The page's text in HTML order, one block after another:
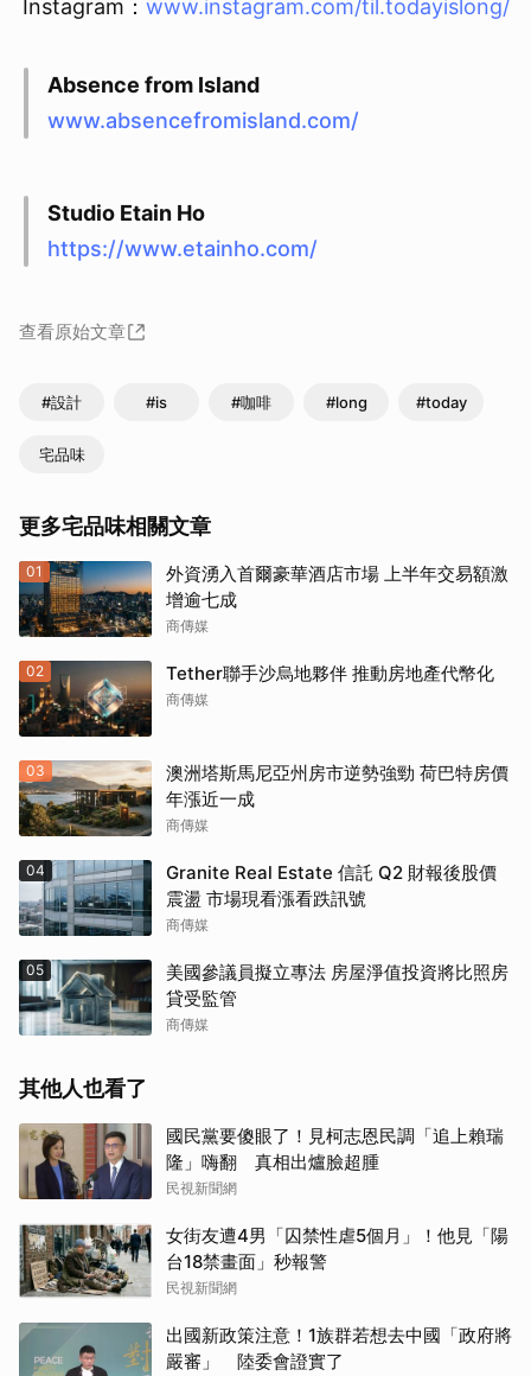
Instagram： www.instagram.com/til.todayislong/
Absence from Island
www.absencefromisland.com/
Studio Etain Ho
https://www.etainho.com/
查看原始文章
#設計 #is #咖啡 #long #today
宅品味
更多宅品味相關文章
01
外資湧入首爾豪華酒店市場 上半年交易額激
增逾七成
商傳媒
02 Tether聯手沙烏地夥伴 推動房地產代幣化
商傳媒
03
澳洲塔斯馬尼亞州房市逆勢強勁 荷巴特房價
年漲近一成
商傳媒
04
Granite Real Estate 信託 Q2 財報後股價
震盪 市場現看漲看跌訊號
商傳媒
05
美國參議員擬立專法 房屋淨值投資將比照房
貸受監管
商傳媒
其他人也看了
國民黨要傻眼了！見柯志恩民調「追上賴瑞
隆」嗨翻 真相出爐臉超腫
民視新聞網
女街友遭4男「囚禁性虐5個月」！他見「陽
台18禁畫面」秒報警
民視新聞網
出國新政策注意！1族群若想去中國「政府將
嚴審」 陸委會證實了